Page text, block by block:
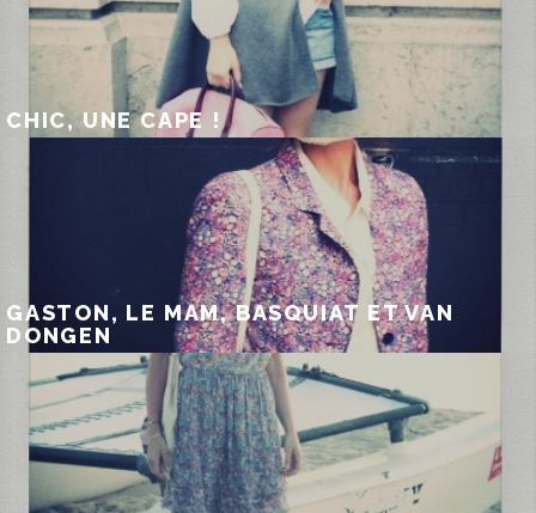
CHIC, UNE CAPE !
GASTON, LE MAM, BASQUIAT ET VAN
DONGEN